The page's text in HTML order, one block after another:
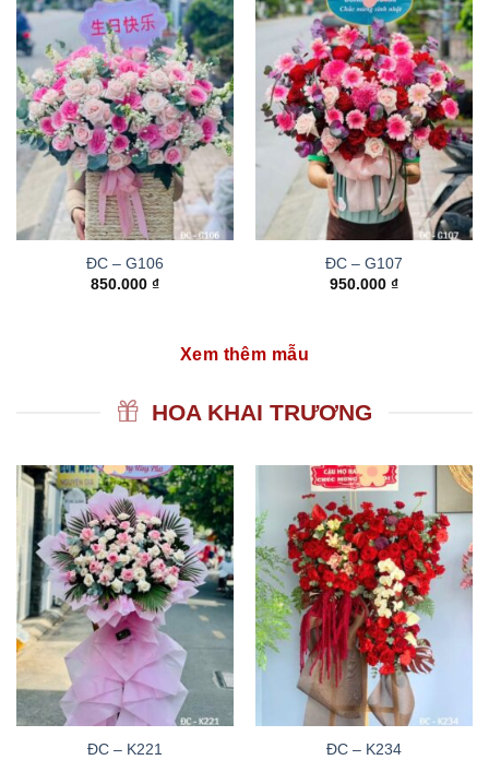
ĐC – G106
850.000 ₫
ĐC – G107
950.000 ₫
Xem thêm mẫu
HOA KHAI TRƯƠNG
ĐC – K221
ĐC – K234